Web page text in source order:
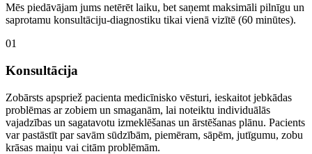
Mēs piedāvājam jums netērēt laiku, bet saņemt maksimāli pilnīgu un
saprotamu konsultāciju-diagnostiku tikai vienā vizītē (60 minūtes).
01
Konsultācija
Zobārsts apspriež pacienta medicīnisko vēsturi, ieskaitot jebkādas
problēmas ar zobiem un smaganām, lai noteiktu individuālās
vajadzības un sagatavotu izmeklēšanas un ārstēšanas plānu. Pacients
var pastāstīt par savām sūdzībām, piemēram, sāpēm, jutīgumu, zobu
krāsas maiņu vai citām problēmām.